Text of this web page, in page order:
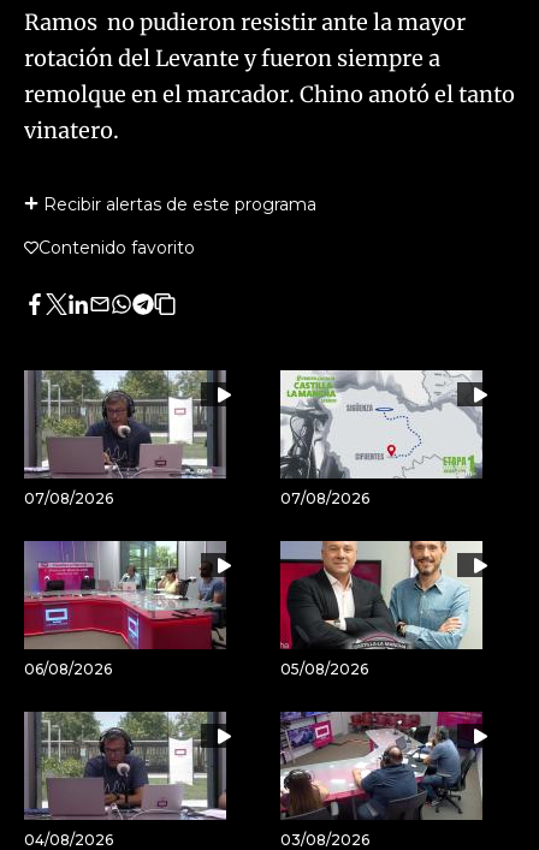
Ramos no pudieron resistir ante la mayor
rotación del Levante y fueron siempre a
remolque en el marcador. Chino anotó el tanto
vinatero.
Recibir alertas de este programa
Contenido favorito
Facebook
Twitter
LinkedIn
Enviar
Whatsapp
Telegram
Copiar
artículo
07/08/2026 07/08/2026
06/08/2026 05/08/2026
04/08/2026 03/08/2026